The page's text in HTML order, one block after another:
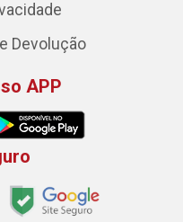
Devolução
APP